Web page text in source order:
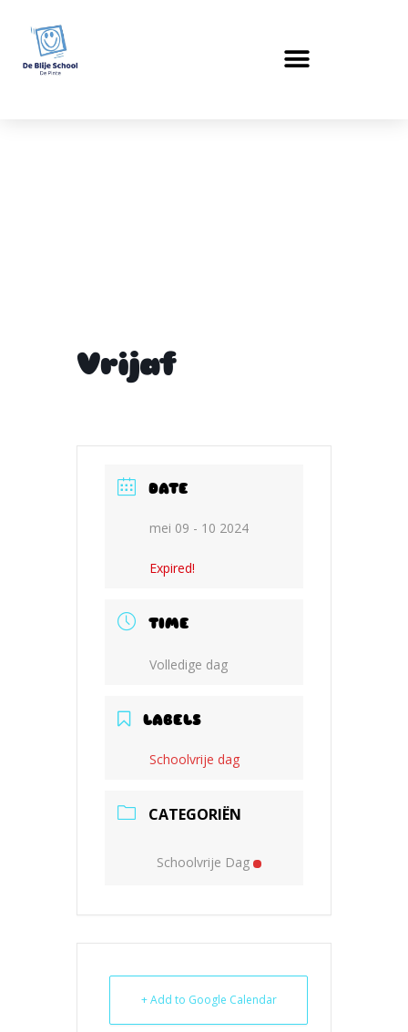
Vrijaf
DATE
mei 09 - 10 2024
Expired!
TIME
Volledige dag
LABELS
Schoolvrije dag
CATEGORIËN
Schoolvrije Dag
+ Add to Google Calendar